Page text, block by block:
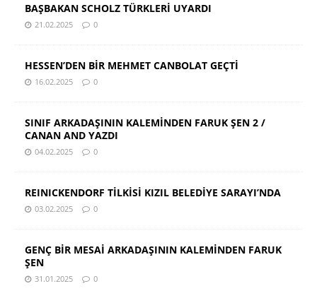
BAŞBAKAN SCHOLZ TÜRKLERİ UYARDI
21.02.2025 0
HESSEN’DEN BİR MEHMET CANBOLAT GEÇTİ
16.02.2025 0
SINIF ARKADAŞININ KALEMİNDEN FARUK ŞEN 2 /
CANAN AND YAZDI
04.02.2025 0
REINICKENDORF TİLKİSİ KIZIL BELEDİYE SARAYI’NDA
03.02.2025 0
GENÇ BİR MESAİ ARKADAŞININ KALEMİNDEN FARUK
ŞEN
31.01.2025 0